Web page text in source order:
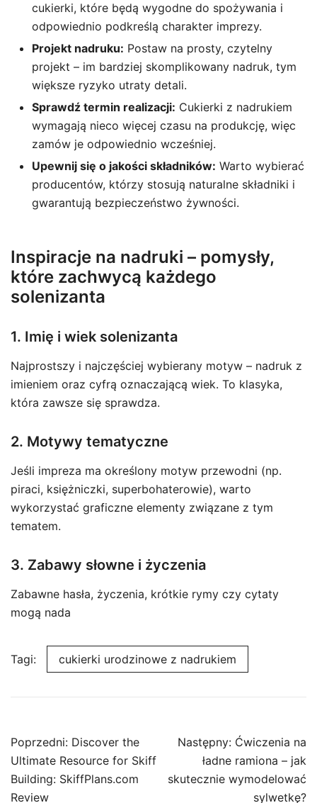
cukierki, które będą wygodne do spożywania i
odpowiednio podkreślą charakter imprezy.
Projekt nadruku: Postaw na prosty, czytelny
projekt – im bardziej skomplikowany nadruk, tym
większe ryzyko utraty detali.
Sprawdź termin realizacji: Cukierki z nadrukiem
wymagają nieco więcej czasu na produkcję, więc
zamów je odpowiednio wcześniej.
Upewnij się o jakości składników: Warto wybierać
producentów, którzy stosują naturalne składniki i
gwarantują bezpieczeństwo żywności.
Inspiracje na nadruki – pomysły,
które zachwycą każdego
solenizanta
1. Imię i wiek solenizanta
Najprostszy i najczęściej wybierany motyw – nadruk z
imieniem oraz cyfrą oznaczającą wiek. To klasyka,
która zawsze się sprawdza.
2. Motywy tematyczne
Jeśli impreza ma określony motyw przewodni (np.
piraci, księżniczki, superbohaterowie), warto
wykorzystać graficzne elementy związane z tym
tematem.
3. Zabawy słowne i życzenia
Zabawne hasła, życzenia, krótkie rymy czy cytaty
mogą nada
Tagi: cukierki urodzinowe z nadrukiem
Nawigacja
wpisu
Poprzedni: Discover the
Ultimate Resource for Skiff
Building: SkiffPlans.com
Review
Następny: Ćwiczenia na
ładne ramiona – jak
skutecznie wymodelować
sylwetkę?